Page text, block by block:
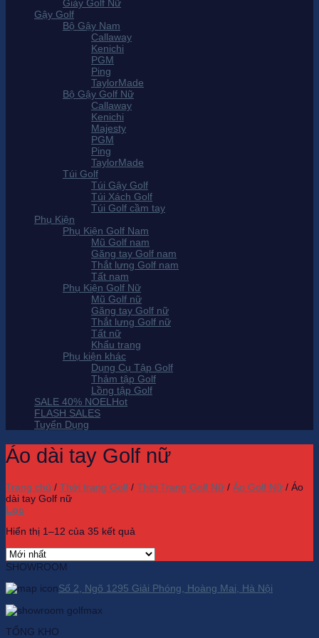
Giày Golf Nữ
Gậy Golf
Bộ Gậy Nam
Callaway
Kenichi
PGM
Ping
TaylorMade
Bộ Gậy Golf Nữ
Callaway
Kenichi
Majesty
PGM
Ping
TaylorMade
Túi Golf
Túi Gậy Golf
Túi Xách Golf
Túi Golf cầm tay
Phụ Kiện
Phụ Kiện Golf Nam
Mũ Golf nam
Găng tay Golf nam
Thắt lưng Golf nam
Tất nam
Phụ Kiện Golf Nữ
Mũ Golf nữ
Găng tay Golf nữ
Thắt lưng Golf nữ
Tất nữ
Khẩu trang
Phụ kiện khác
Dụng Cụ Tập Golf
Thảm tập Golf
Lồng tập Golf
SALE 40% NOEL
FLASH SALES
Tuyển Dụng
Áo dài tay Golf nữ
Trang chủ / Thời trang Golf / Thời Trang Golf Nữ / Áo Golf Nữ / Áo
dài tay Golf nữ
Lọc
Hiển thị 1–12 của 35 kết quả
SHOWROOM
Số 2, Ngõ 1295 Giải Phóng, Hoàng Mai, Hà Nội
TỔNG KHO